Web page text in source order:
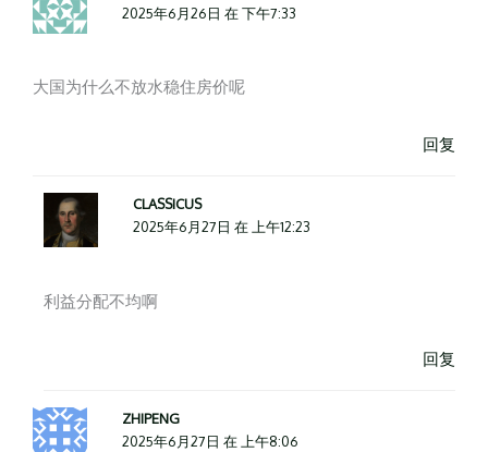
2025年6月26日 在 下午7:33
大国为什么不放水稳住房价呢
回复
CLASSICUS
2025年6月27日 在 上午12:23
利益分配不均啊
回复
ZHIPENG
2025年6月27日 在 上午8:06